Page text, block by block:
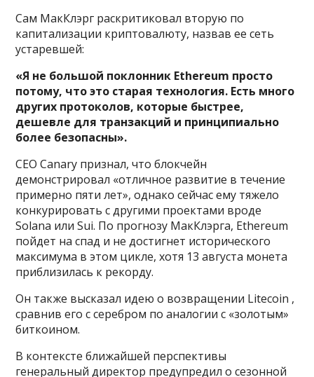
Сам МакКлэрг раскритиковал вторую по
капитализации криптовалюту, назвав ее сеть
устаревшей:
«Я не большой поклонник Ethereum просто
потому, что это старая технология. Есть много
других протоколов, которые быстрее,
дешевле для транзакций и принципиально
более безопасны».
CEO Canary признал, что блокчейн
демонстрировал «отличное развитие в течение
примерно пяти лет», однако сейчас ему тяжело
конкурировать с другими проектами вроде
Solana или Sui. По прогнозу МакКлэрга, Ethereum
пойдет на спад и не достигнет исторического
максимума в этом цикле, хотя 13 августа монета
приблизилась к рекорду.
Он также высказал идею о возвращении Litecoin ,
сравнив его с серебром по аналогии с «золотым»
биткоином.
В контексте ближайшей перспективы
генеральный директор предупредил о сезонной